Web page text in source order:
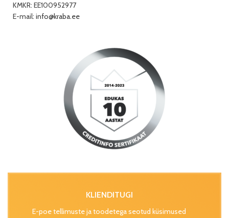
KMKR: EE100952977
E-mail: info@kraba.ee
KLIENDITUGI
E-poe tellimuste ja toodetega seotud küsimused